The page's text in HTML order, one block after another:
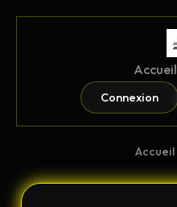
Accueil
Connexion
Accueil